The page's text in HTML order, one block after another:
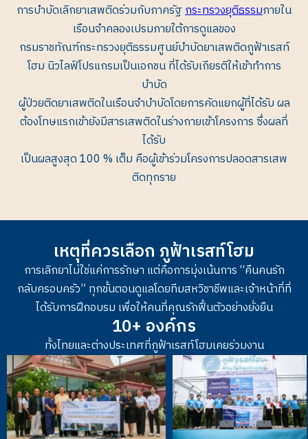
การบำบัดเลิกยาเสพติดร่วมกับภาครัฐกระทรวงยุติธรรมภายใน
เรือนจำคลองเปรมภายใต้การดูแลของ
กรมราชทัณฑ์กระทรวงยุติธรรมศูนย์บำบัดยาเสพติดภูฟ้าเรสท์
โฮม นิวไลฟ์โปรแกรมเป็นเอกชน ที่ได้รับเกียรติให้เข้าทำการ
บำบัด
ผู้ป่วยติดยาเสพติดในเรือนจำบำบัดโดยการคัดแยกผู้ที่ได้รับ ผล
ต้องโทษแรกเข้ายังมีสารเสพติดในร่างกายเข้าโครงการ ซึ่งผลที่
ได้รับ
เป็นผลสูงสุด 100 % เต็ม คือผู้เข้าร่วมโครงการปลอดสารเสพ
ติดทุกราย
เหตุที่ควรเลือก ภูฟ้าเรสท์โฮม
การเลิกยาไม่ใช่แค่การรักษา แต่คือการมุ่งเน้นการ “คืนคนรัก
กลับครอบครัว” ทุกขั้นตอนดูแลโดยทีมสหวิชาชีพและเจ้าหน้าที่ที่
ได้รับการฝึกอบรม เพื่อให้คนที่คุณรักฟื้นตัวอย่างยั่งยืน
10+ องค์กร
ทั้งไทยและต่างประเทศที่ภูฟ้าเรสท์โฮมเคยร่วมงาน